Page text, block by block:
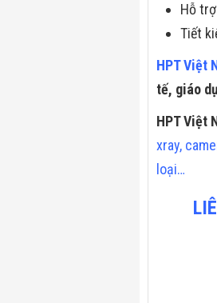
Hỗ
Tiết
HPT Việt
tế, giáo
HPT Việt
xray,
loại…